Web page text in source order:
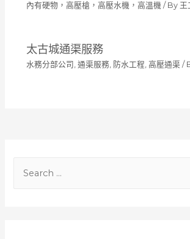
內有硬物，高壓槍，高壓水機，高溫機 / By 王
太古城通渠服務
水務分部公司 通渠服務 防水工程 高壓通渠 /